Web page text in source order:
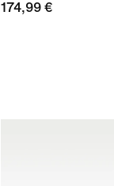
174,99 €